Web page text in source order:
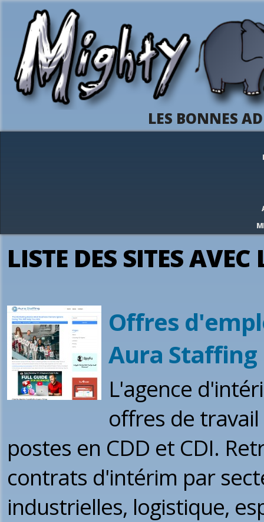
LES BONNES
LISTE DES SITES
Offres
Aura Staffing
L'agence
offres de
postes en CDD et CDI.
contrats d'intérim par
industrielles, logistique,